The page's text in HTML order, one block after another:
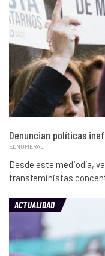
Denuncian políticas
ELNUMERAL
Desde este mediodía,
transfeministas
ACTUALIDAD